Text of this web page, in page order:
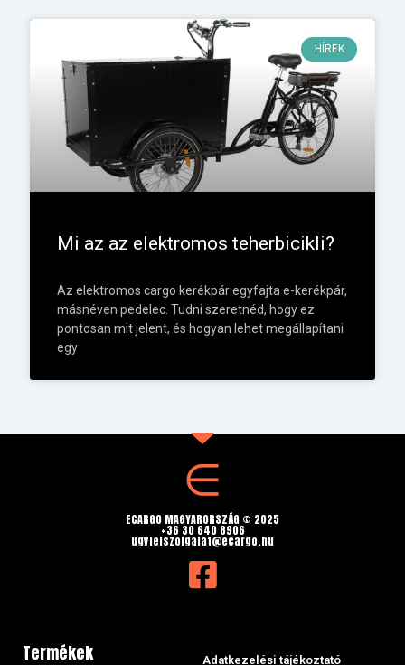
HÍREK
Mi az az elektromos teherbicikli?
Az elektromos cargo kerékpár egyfajta e-kerékpár,
másnéven pedelec. Tudni szeretnéd, hogy ez
pontosan mit jelent, és hogyan lehet megállapítani
egy
ECARGO MAGYARORSZÁG © 2025
+36 30 640 8906
ugyfelszolgalat@ecargo.hu
Termékek Adatkezelési tájékoztató